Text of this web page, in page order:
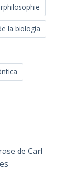
la biología
de Carl